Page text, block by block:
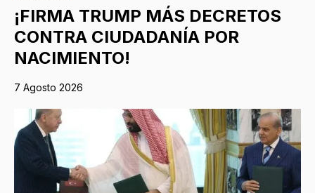
¡FIRMA TRUMP MÁS DECRETOS
CONTRA CIUDADANÍA POR
NACIMIENTO!
7 Agosto 2026